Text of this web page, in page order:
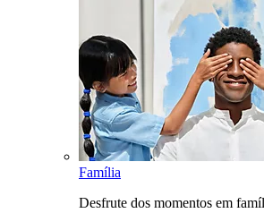
Família
Desfrute dos momentos em